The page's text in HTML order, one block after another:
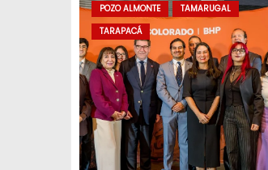
t
r
a
d
a
POZO ALMONTE
TAMARUGAL
TARAPACÁ